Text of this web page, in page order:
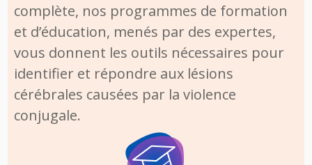
complète, nos programmes de formation
et d’éducation, menés par des expertes,
vous donnent les outils nécessaires pour
identifier et répondre aux lésions
cérébrales causées par la violence
conjugale.